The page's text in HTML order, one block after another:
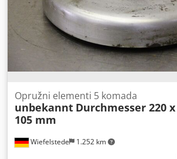
Wiefelstede 1.252 km
Opružni elementi 5 komada
unbekannt Durchmesser 220 x
105 mm